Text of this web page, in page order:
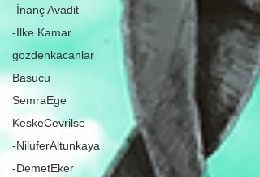
-İnanç Avadit
-İlke Kamar
gozdenkacanlar
Basucu
SemraEge
KeskeCevrilse
-NiluferAltunkaya
-DemetEker